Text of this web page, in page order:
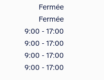
Fermée
Fermée
9:00 - 17:00
9:00 - 17:00
9:00 - 17:00
9:00 - 17:00